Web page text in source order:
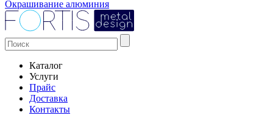
Окрашивание алюминия
Каталог
Услуги
Прайс
Доставка
Контакты